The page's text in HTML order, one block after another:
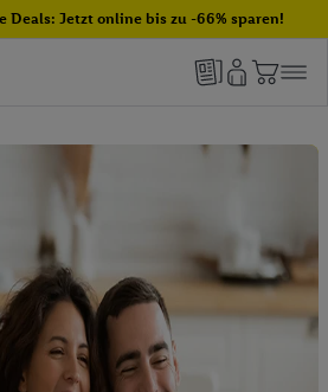
Deals: Jetzt online bis zu -66% sparen!